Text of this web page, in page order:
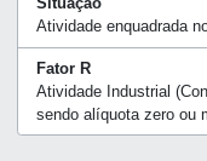
Atividade enquadrada
Fator R
Atividade Industrial
sendo alíquota zero ou